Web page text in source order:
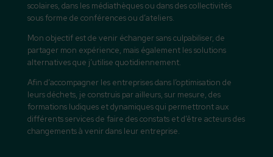
scolaires, dans les médiathèques ou dans des collectivités
sous forme de conférences ou d’ateliers.
Mon objectif est de venir échanger sans culpabiliser, de
partager mon expérience, mais également les solutions
alternatives que j’utilise quotidiennement.
Afin d’accompagner les entreprises dans l’optimisation de
leurs déchets, je construis par ailleurs, sur mesure, des
formations ludiques et dynamiques qui permettront aux
différents services de faire des constats et d’être acteurs des
changements à venir dans leur entreprise.